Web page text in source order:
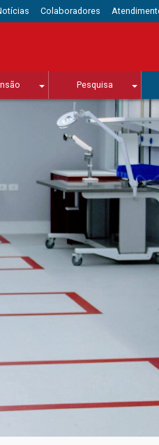
Colaboradores
Pesquisa